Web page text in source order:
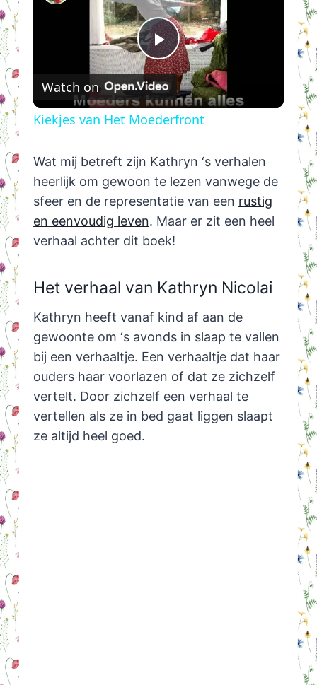
Play
Video
Watch on
Kiekjes van Het Moederfront
Wat mij betreft zijn Kathryn ‘s verhalen
heerlijk om gewoon te lezen vanwege de
sfeer en de representatie van een rustig
en eenvoudig leven. Maar er zit een heel
verhaal achter dit boek!
Het verhaal van Kathryn Nicolai
Kathryn heeft vanaf kind af aan de
gewoonte om ‘s avonds in slaap te vallen
bij een verhaaltje. Een verhaaltje dat haar
ouders haar voorlazen of dat ze zichzelf
vertelt. Door zichzelf een verhaal te
vertellen als ze in bed gaat liggen slaapt
ze altijd heel goed.